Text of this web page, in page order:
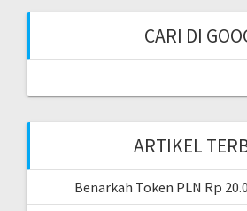
CARI DI
ARTIKEL
Benarkah Token PLN Rp